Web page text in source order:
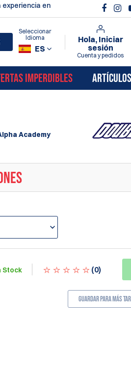
experiencia en
ES
Seleccionar
Idioma
Hola, Iniciar
sesión
Cuenta y pedidos
IMPERDIBLES
Academy
Stock (0)
Guardar para más